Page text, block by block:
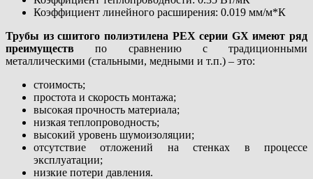
Коэффициент линейного расширения: 0.019 мм/м*К
Трубы из сшитого полиэтилена PEX серии GX имеют ряд
преимуществ по сравнению с традиционными
металлическими (стальными, медными и т.п.) – это:
стоимость;
простота и скорость монтажа;
высокая прочность материала;
низкая теплопроводность;
высокий уровень шумоизоляции;
отсутствие отложений на стенках в процессе
эксплуатации;
низкие потери давления.